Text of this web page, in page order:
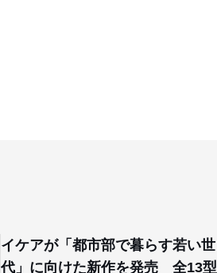
イケアが「都市部で暮らす若い世
代」に向けた新作を発売 全13型